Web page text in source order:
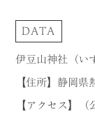
DATA
伊豆山神社（い
【住所】静岡県
【アクセス】（